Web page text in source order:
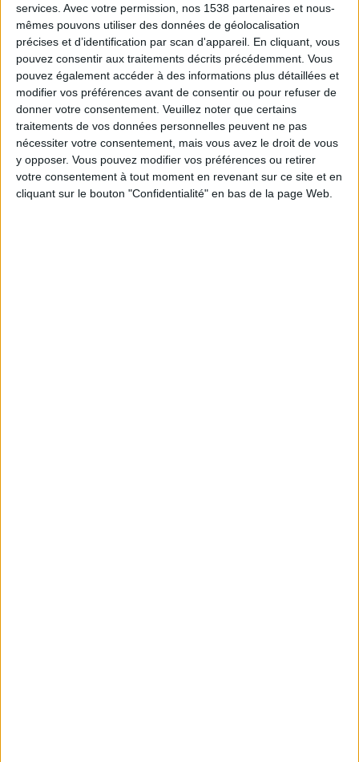
services. Avec votre permission, nos 1538 partenaires et nous-
mêmes pouvons utiliser des données de géolocalisation
précises et d’identification par scan d'appareil. En cliquant, vous
pouvez consentir aux traitements décrits précédemment. Vous
pouvez également accéder à des informations plus détaillées et
modifier vos préférences avant de consentir ou pour refuser de
donner votre consentement. Veuillez noter que certains
traitements de vos données personnelles peuvent ne pas
nécessiter votre consentement, mais vous avez le droit de vous
y opposer. Vous pouvez modifier vos préférences ou retirer
votre consentement à tout moment en revenant sur ce site et en
cliquant sur le bouton "Confidentialité" en bas de la page Web.
Moins de
5 kilos
De 5 à 10
kilos
Plus de
10 kilos
Service-client & Motivation Voir tout
Les équipes du Service-client et de la
Communauté Savoir Maigrir vous aident
chaque semaine à vous rapprocher
sereinement de votre objectif minceur.